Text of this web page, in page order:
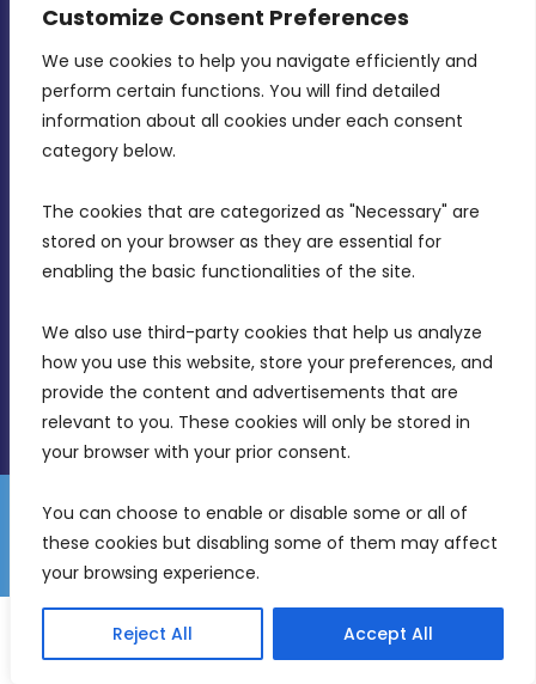
Customize Consent Preferences
We use cookies to help you navigate efficiently and
perform certain functions. You will find detailed
information about all cookies under each consent
category below.
The cookies that are categorized as "Necessary" are
stored on your browser as they are essential for
enabling the basic functionalities of the site.
We also use third-party cookies that help us analyze
how you use this website, store your preferences, and
provide the content and advertisements that are
relevant to you. These cookies will only be stored in
your browser with your prior consent.
You can choose to enable or disable some or all of
these cookies but disabling some of them may affect
your browsing experience.
Reject All Accept All
Strategy
CONTACT INFO
MDIA, Twenty20 Business Centre, Triq l-
Birkirkara, CBD 3050
(356) 21 828 800
Office Hours: 7AM - 4PM
Gender Equality Plan
Data Protection Policy
© 2026 Malta Digital Innovation. All Rights Reserved.
Malti